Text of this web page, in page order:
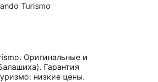
Turismo
Оригинальные и
Гарантия
низкие цены.